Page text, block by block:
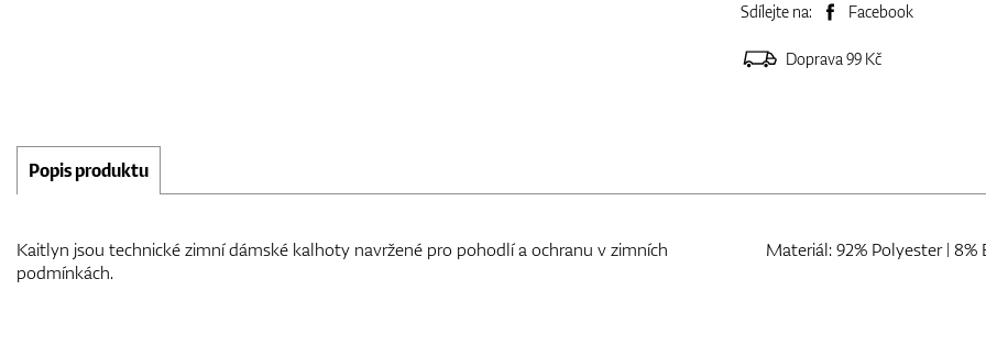
Sdílejte na: Facebook
Doprava 99 Kč
Popis produktu
Kaitlyn jsou technické zimní dámské kalhoty navržené pro pohodlí a ochranu v zimních
podmínkách.
Materiál: 92% Polyester | 8%